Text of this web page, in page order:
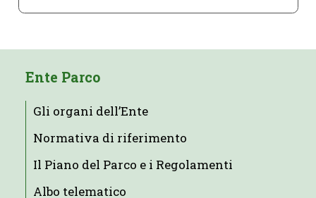
Ente Parco
Gli organi dell’Ente
Normativa di riferimento
Il Piano del Parco e i Regolamenti
Albo telematico